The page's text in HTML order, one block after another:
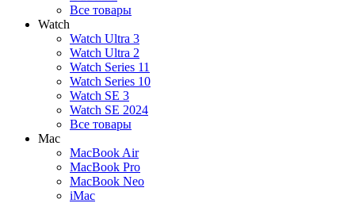
Все товары
Watch
Watch Ultra 3
Watch Ultra 2
Watch Series 11
Watch Series 10
Watch SE 3
Watch SE 2024
Все товары
Mac
MacBook Air
MacBook Pro
MacBook Neo
iMac